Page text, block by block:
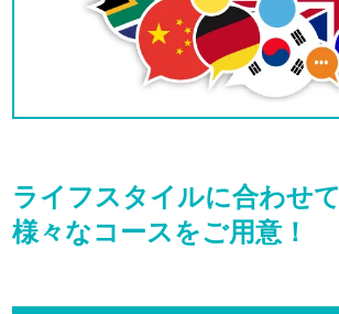
ライフスタイルに合わせて
様々なコースをご用意！